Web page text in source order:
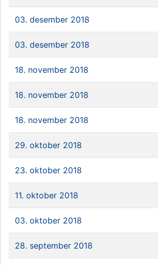
03. desember 2018
03. desember 2018
18. november 2018
18. november 2018
18. november 2018
29. oktober 2018
23. oktober 2018
11. oktober 2018
03. oktober 2018
28. september 2018